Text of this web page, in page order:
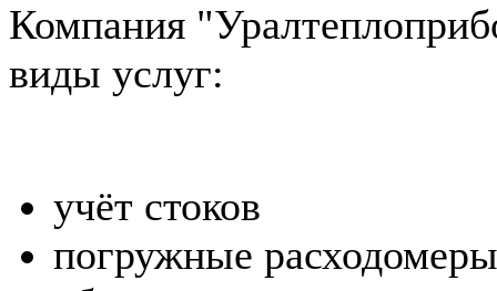
Компания
виды услуг:
учёт стоков
погружные расходомеры